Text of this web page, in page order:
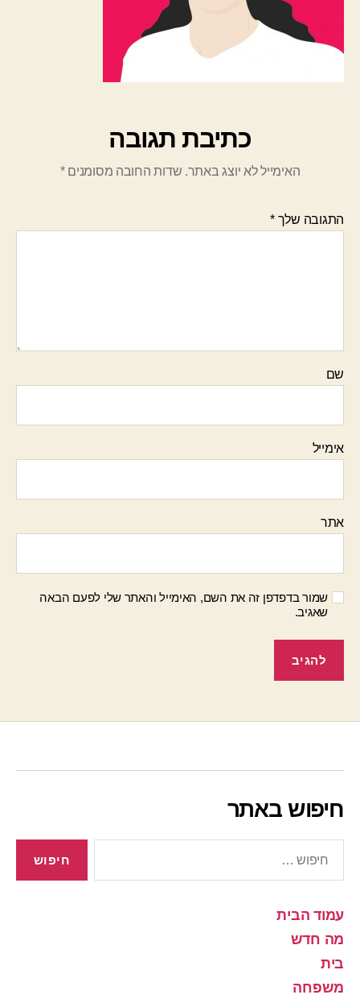
כתיבת תגובה
האימייל לא יוצג באתר. שדות החובה מסומנים*
התגובה שלך*
שם
אימייל
אתר
שמור בדפדפן זה את השם, האימייל והאתר שלי לפעם הבאה
שאגיב.
חיפוש באתר
עמוד הבית
מה חדש
בית
משפחה